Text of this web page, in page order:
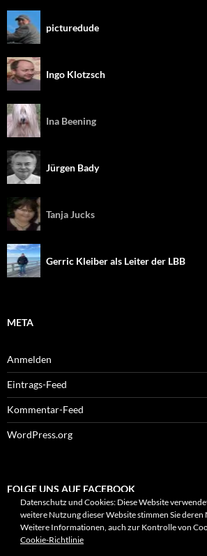
picturedude
Ingo Klotzsch
Ina Beening
Jürgen Bady
Tanja Jucks
Gerric Kleiber als Leiter der LBB
META
Anmelden
Eintrags-Feed
Kommentar-Feed
WordPress.org
FOLGE UNS AUF FACEBOOK
Datenschutz und Cookies: Diese Website
weitere Nutzung dieser Website stimmen Sie deren
Weitere Informationen, auch zur Kontrolle von
Cookie-Richtlinie